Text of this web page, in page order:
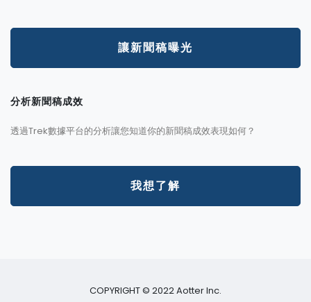
讓新聞稿曝光
分析新聞稿成效
透過Trek數據平台的分析讓您知道你的新聞稿成效表現如何？
我想了解
COPYRIGHT © 2022 Aotter Inc.